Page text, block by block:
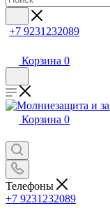
+7 9231232089
Корзина 0
Корзина 0
Телефоны
+7 9231232089